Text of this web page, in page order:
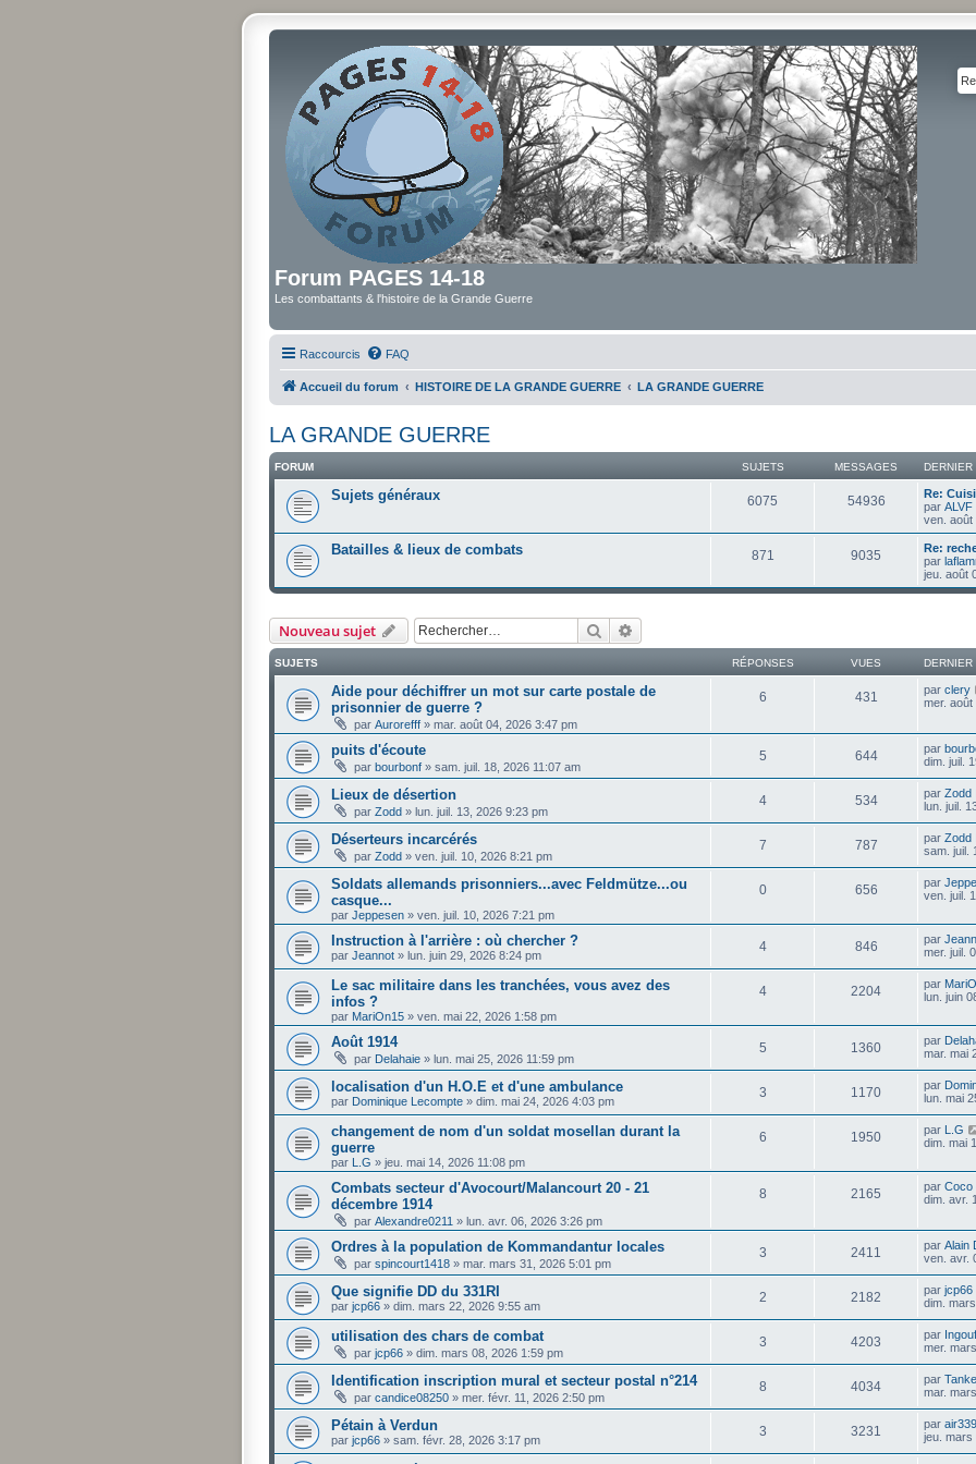
Forum PAGES 14-18
Les combattants & l'histoire de la Grande Guerre
Raccourcis FAQ
Accueil du forum HISTOIRE DE LA GRANDE GUERRE LA GRANDE GUERRE
LA GRANDE GUERRE
FORUM SUJETS MESSAGES
Sujets généraux 6075 54936
Re:
par ALVF
ven. août
Batailles & lieux de combats 871 9035
Re:
par
jeu. août
Nouveau sujet Rechercher
SUJETS RÉPONSES VUES
Aide pour déchiffrer un mot sur carte postale de
prisonnier de guerre ?
par Aurorefff » mar. août 04, 2026 3:47 pm
6 431 par clery
mer. août
puits d'écoute
par bourbonf » sam. juil. 18, 2026 11:07 am
5 644 par
dim. juil.
Lieux de désertion
par Zodd » lun. juil. 13, 2026 9:23 pm
4 534 par Zodd
lun. juil.
Déserteurs incarcérés
par Zodd » ven. juil. 10, 2026 8:21 pm
7 787 par Zodd
sam. juil.
Soldats allemands prisonniers...avec Feldmütze...ou
casque...
par Jeppesen » ven. juil. 10, 2026 7:21 pm
0 656 par
ven. juil.
Instruction à l'arrière : où chercher ?
par Jeannot » lun. juin 29, 2026 8:24 pm
4 846 par
mer. juil.
Le sac militaire dans les tranchées, vous avez des
infos ?
par MariOn15 » ven. mai 22, 2026 1:58 pm
4 2204 par
lun. juin
Août 1914
par Delahaie » lun. mai 25, 2026 11:59 pm
5 1360 par
mar. mai
localisation d'un H.O.E et d'une ambulance
par Dominique Lecompte » dim. mai 24, 2026 4:03 pm
3 1170 par
lun. mai
changement de nom d'un soldat mosellan durant la
guerre
par L.G » jeu. mai 14, 2026 11:08 pm
6 1950 par L.G
dim. mai
Combats secteur d'Avocourt/Malancourt 20 - 21
décembre 1914
par Alexandre0211 » lun. avr. 06, 2026 3:26 pm
8 2165 par Coco
dim. avr.
Ordres à la population de Kommandantur locales
par spincourt1418 » mar. mars 31, 2026 5:01 pm
3 2411 par Alain
ven. avr.
Que signifie DD du 331RI
par jcp66 » dim. mars 22, 2026 9:55 am
2 2182 par jcp66
dim.
utilisation des chars de combat
par jcp66 » dim. mars 08, 2026 1:59 pm
3 4203 par Ingouf
mer.
Identification inscription mural et secteur postal n°214
par candice08250 » mer. févr. 11, 2026 2:50 pm
8 4034 par
mar.
Pétain à Verdun
par jcp66 » sam. févr. 28, 2026 3:17 pm
3 3231 par air339
jeu. mars